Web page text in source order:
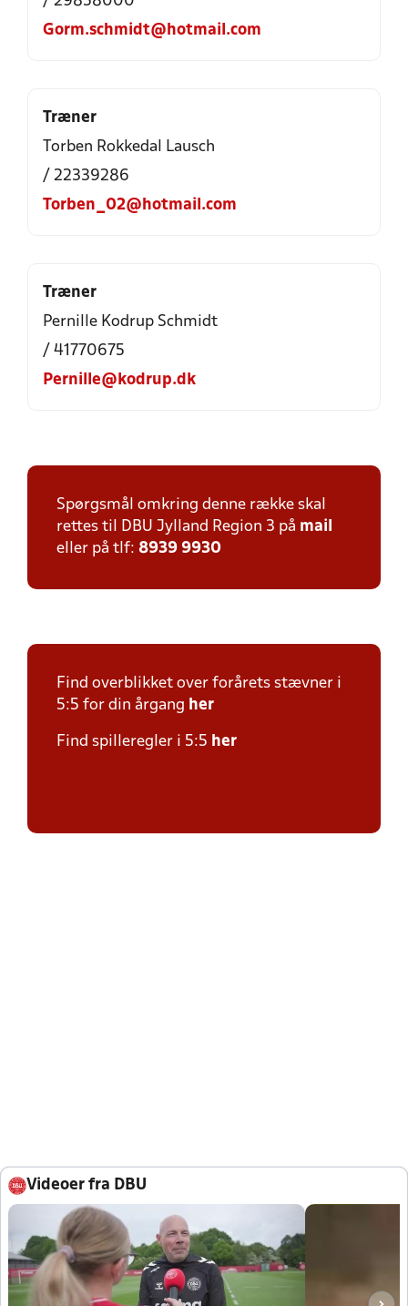
Gorm.schmidt@hotmail.com
Træner
Torben Rokkedal Lausch
/ 22339286
Torben_02@hotmail.com
Træner
Pernille Kodrup Schmidt
/ 41770675
Pernille@kodrup.dk
Spørgsmål omkring denne række skal
rettes til DBU Jylland Region 3 på mail
eller på tlf: 8939 9930
Find overblikket over forårets stævner i
5:5 for din årgang her
Find spilleregler i 5:5 her
Videoer fra DBU